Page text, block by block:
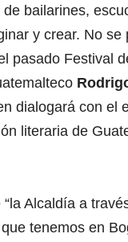
bailarines,
y crear. No se
pasado Festival
dialogará con el
literaria de
Alcaldía a
tenemos en